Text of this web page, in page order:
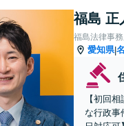
福島 正
福島法律事
愛知県|
【初回
な行政事